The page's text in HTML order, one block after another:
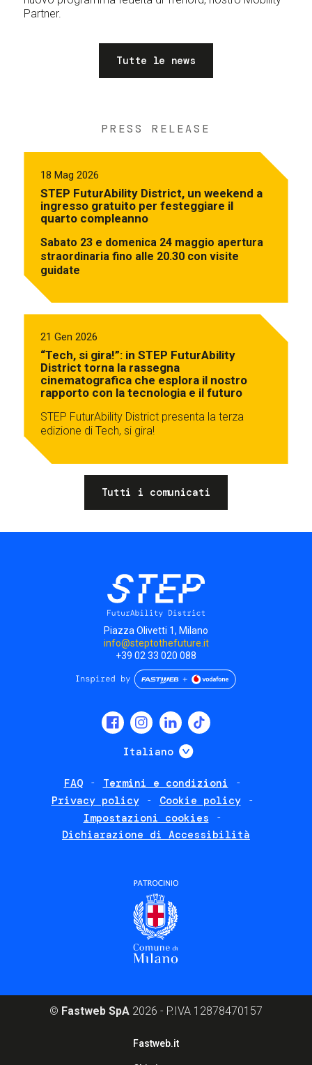
Partner.
Tutte le news
PRESS RELEASE
18 Mag 2026
STEP FuturAbility District, un weekend a
ingresso gratuito per festeggiare il
quarto compleanno
Sabato 23 e domenica 24 maggio apertura
straordinaria fino alle 20.30 con visite
guidate
21 Gen 2026
“Tech, si gira!”: in STEP FuturAbility
District torna la rassegna
cinematografica che esplora il nostro
rapporto con la tecnologia e il futuro
STEP FuturAbility District presenta la terza
edizione di Tech, si gira!
Tutti i comunicati
Piazza Olivetti 1, Milano
info@steptothefuture.it
+39 02 33 020 088
Italiano Mostra ulteriori
FAQ
Termini e condizioni
Privacy policy
Cookie policy
Impostazioni cookies
Dichiarazione di Accessibilità
© Fastweb SpA 2026 - P.IVA 12878470157
Fastweb.it